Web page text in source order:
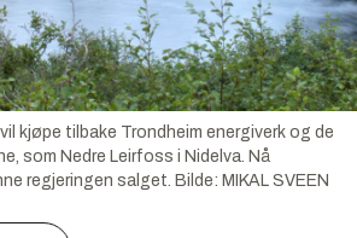
kjøpe tilbake Trondheim energiverk og de
som Nedre Leirfoss i Nidelva. Nå
regjeringen salget. Bilde: MIKAL SVEEN